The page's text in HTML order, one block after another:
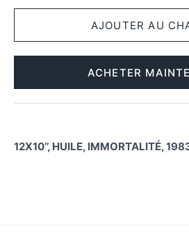
ACHETER
12X10’’, HUILE, IMMORTALITÉ,